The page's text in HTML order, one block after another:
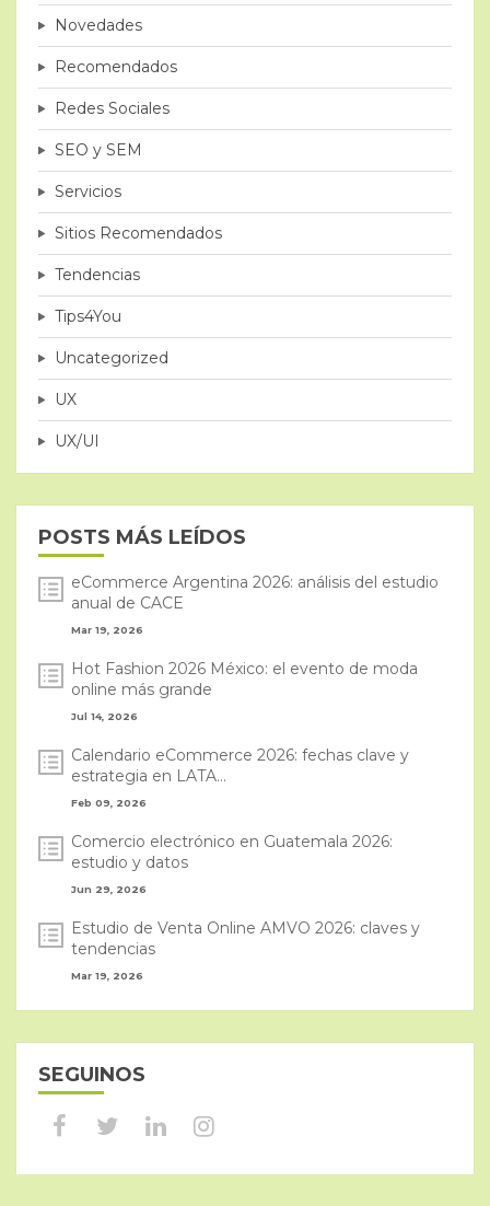
Novedades
Recomendados
Redes Sociales
SEO y SEM
Servicios
Sitios Recomendados
Tendencias
Tips4You
Uncategorized
UX
UX/UI
POSTS MÁS LEÍDOS
eCommerce Argentina 2026: análisis del estudio
anual de CACE
Mar 19, 2026
Hot Fashion 2026 México: el evento de moda
online más grande
Jul 14, 2026
Calendario eCommerce 2026: fechas clave y
estrategia en LATA...
Feb 09, 2026
Comercio electrónico en Guatemala 2026:
estudio y datos
Jun 29, 2026
Estudio de Venta Online AMVO 2026: claves y
tendencias
Mar 19, 2026
SEGUINOS